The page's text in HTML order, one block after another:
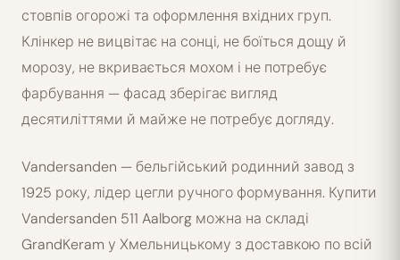
стовпів огорожі та оформлення вхідних груп.
Клінкер не вицвітає на сонці, не боїться дощу й
морозу, не вкривається мохом і не потребує
фарбування — фасад зберігає вигляд
десятиліттями й майже не потребує догляду.
Vandersanden — бельгійський родинний завод з
1925 року, лідер цегли ручного формування. Купити
Vandersanden 511 Aalborg можна на складі
GrandKeram у Хмельницькому з доставкою по всій